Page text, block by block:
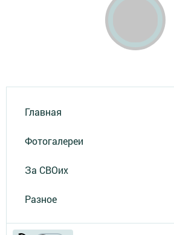
Главная
Фотогалереи
За СВОих
Разное